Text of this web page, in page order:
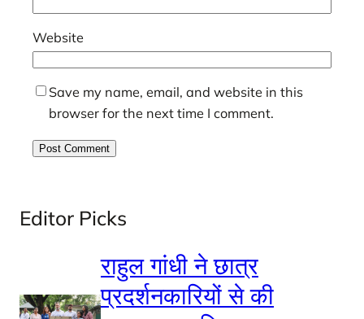
Website
Save my name, email, and website in this
browser for the next time I comment.
Editor Picks
राहुल गांधी ने छात्र
प्रदर्शनकारियों से की